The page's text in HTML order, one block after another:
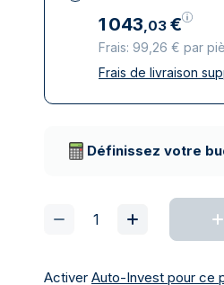
1 043,03 €
Frais: 99,26 € par
Toutes taxes
Frais de livraison
Définissez votre
Activer Auto-Invest pour ce